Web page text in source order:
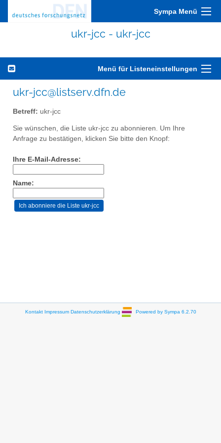
Sympa Menü
ukr-jcc - ukr-jcc
Menü für Listeneinstellungen
ukr-jcc@listserv.dfn.de
Betreff: ukr-jcc
Sie wünschen, die Liste ukr-jcc zu abonnieren. Um Ihre
Anfrage zu bestätigen, klicken Sie bitte den Knopf:
Ihre E-Mail-Adresse:
Name:
Kontakt Impressum Datenschutzerklärung Powered by Sympa 6.2.70